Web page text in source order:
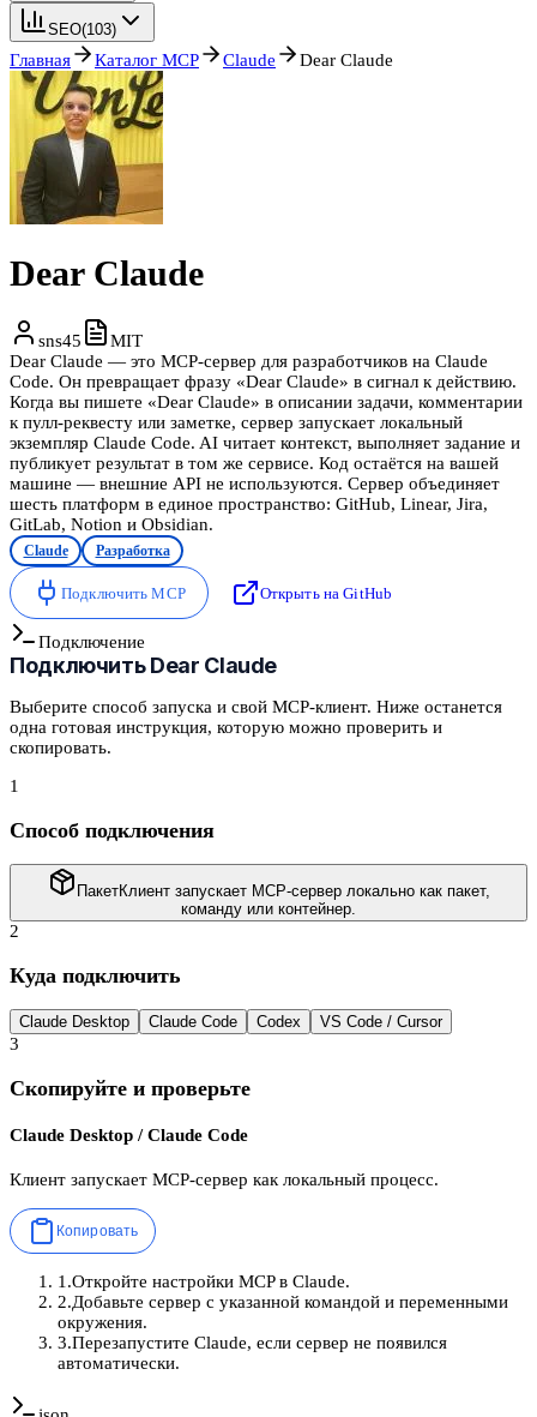
SEO(103)
Главная Каталог MCP Claude Dear Claude
Dear Claude
sns45
MIT
Dear Claude — это MCP-сервер для разработчиков на Claude
Code. Он превращает фразу «Dear Claude» в сигнал к действию.
Когда вы пишете «Dear Claude» в описании задачи, комментарии
к пулл-реквесту или заметке, сервер запускает локальный
экземпляр Claude Code. AI читает контекст, выполняет задание и
публикует результат в том же сервисе. Код остаётся на вашей
машине — внешние API не используются. Сервер объединяет
шесть платформ в единое пространство: GitHub, Linear, Jira,
GitLab, Notion и Obsidian.
Claude Разработка
Подключить MCP Открыть на GitHub
Подключение
ПодключитьDear Claude
Выберите способ запуска и свой MCP-клиент. Ниже останется
одна готовая инструкция, которую можно проверить и
скопировать.
1
Способ подключения
ПакетКлиент запускает MCP-сервер локально как пакет,
команду или контейнер.
2
Куда подключить
Claude Desktop Claude Code Codex VS Code / Cursor
3
Скопируйте и проверьте
Claude Desktop / Claude Code
Клиент запускает MCP-сервер как локальный процесс.
Копировать
1 .Откройте настройки MCP в Claude.
2.Добавьте сервер с указанной командой и переменными
окружения.
3.Перезапустите Claude, если сервер не появился
автоматически.